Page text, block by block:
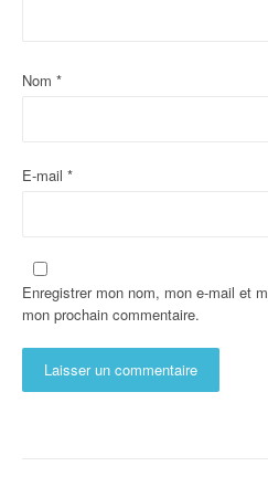
Nom *
E-mail *
Enregistrer mon nom, mon e-mail et
mon prochain commentaire.